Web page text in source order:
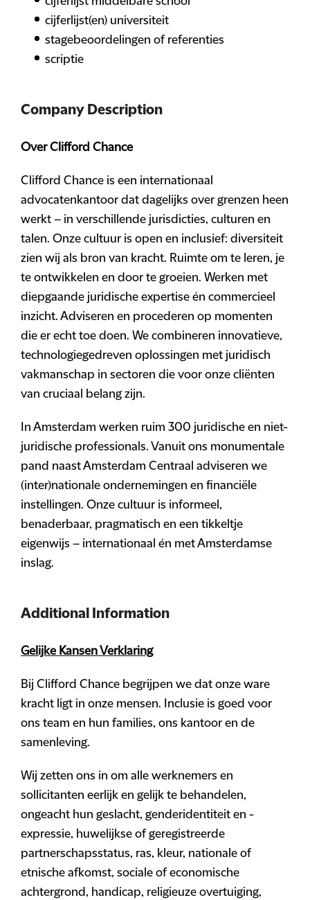
cijferlijst(en) universiteit
stagebeoordelingen of referenties
scriptie
Company Description
Over Clifford Chance
Clifford Chance is een internationaal
advocatenkantoor dat dagelijks over grenzen heen
werkt – in verschillende jurisdicties, culturen en
talen. Onze cultuur is open en inclusief: diversiteit
zien wij als bron van kracht. Ruimte om te leren, je
te ontwikkelen en door te groeien. Werken met
diepgaande juridische expertise én commercieel
inzicht. Adviseren en procederen op momenten
die er echt toe doen. We combineren innovatieve,
technologiegedreven oplossingen met juridisch
vakmanschap in sectoren die voor onze cliënten
van cruciaal belang zijn.
In Amsterdam werken ruim 300 juridische en niet-
juridische professionals. Vanuit ons monumentale
pand naast Amsterdam Centraal adviseren we
(inter)nationale ondernemingen en financiële
instellingen. Onze cultuur is informeel,
benaderbaar, pragmatisch en een tikkeltje
eigenwijs – internationaal én met Amsterdamse
inslag.
Additional Information
Gelijke Kansen Verklaring
Bij Clifford Chance begrijpen we dat onze ware
kracht ligt in onze mensen. Inclusie is goed voor
ons team en hun families, ons kantoor en de
samenleving.
Wij zetten ons in om alle werknemers en
sollicitanten eerlijk en gelijk te behandelen,
ongeacht hun geslacht, genderidentiteit en -
expressie, huwelijkse of geregistreerde
partnerschapsstatus, ras, kleur, nationale of
etnische afkomst, sociale of economische
achtergrond, handicap, religieuze overtuiging,